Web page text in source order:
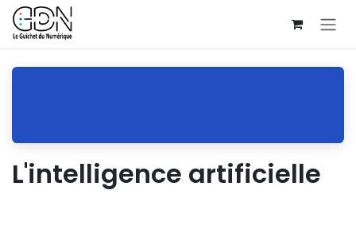
Se rendre au contenu
L'intelligence artificielle